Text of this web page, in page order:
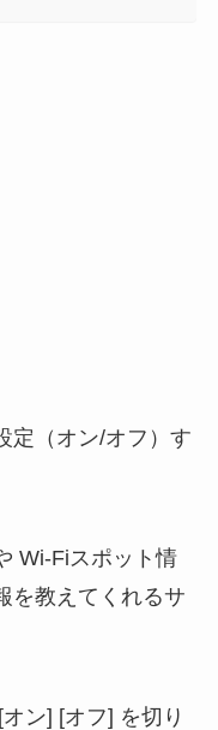
定（オン/オフ）す
Wi-Fiスポット情
を教えてくれるサ
ン] [オフ] を切り